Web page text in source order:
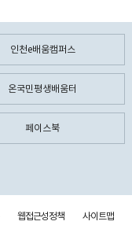
인천e배움캠퍼스
온국민평생배움터
페이스북
웹접근성정책 사이트맵